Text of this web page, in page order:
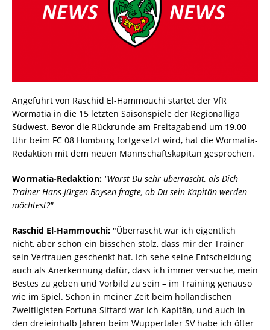
Angeführt von Raschid El-Hammouchi startet der VfR
Wormatia in die 15 letzten Saisonspiele der Regionalliga
Südwest. Bevor die Rückrunde am Freitagabend um 19.00
Uhr beim FC 08 Homburg fortgesetzt wird, hat die Wormatia-
Redaktion mit dem neuen Mannschaftskapitän gesprochen.
Wormatia-Redaktion: "Warst Du sehr überrascht, als Dich
Trainer Hans-Jürgen Boysen fragte, ob Du sein Kapitän werden
möchtest?"
Raschid El-Hammouchi: "Überrascht war ich eigentlich
nicht, aber schon ein bisschen stolz, dass mir der Trainer
sein Vertrauen geschenkt hat. Ich sehe seine Entscheidung
auch als Anerkennung dafür, dass ich immer versuche, mein
Bestes zu geben und Vorbild zu sein – im Training genauso
wie im Spiel. Schon in meiner Zeit beim holländischen
Zweitligisten Fortuna Sittard war ich Kapitän, und auch in
den dreieinhalb Jahren beim Wuppertaler SV habe ich öfter